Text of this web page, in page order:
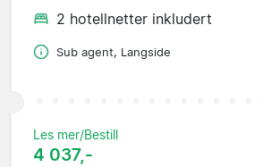
2 hotellnetter inkludert
Sub agent, Langside
Les mer/Bestill
4 037,-